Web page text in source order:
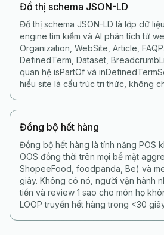
Đồ thị schema JSON-LD
Đồ thị schema JSON-LD là lớp dữ
engine tìm kiếm và AI phân tích từ
Organization, WebSite, Article,
DefinedTerm, Dataset,
quan hệ isPartOf và
hiểu site là cấu trúc tri thức, không
Đồng bộ hết hàng
Đồng bộ hết hàng là tính năng POS
OOS đồng thời trên mọi bề mặt
ShopeeFood, foodpanda, Be) và
giây. Không có nó, người vận hành
tiền và review 1 sao cho món họ
LOOP truyền hết hàng trong <30